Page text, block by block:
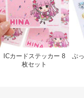
ICカードステッカー 8
枚セット
ぷ